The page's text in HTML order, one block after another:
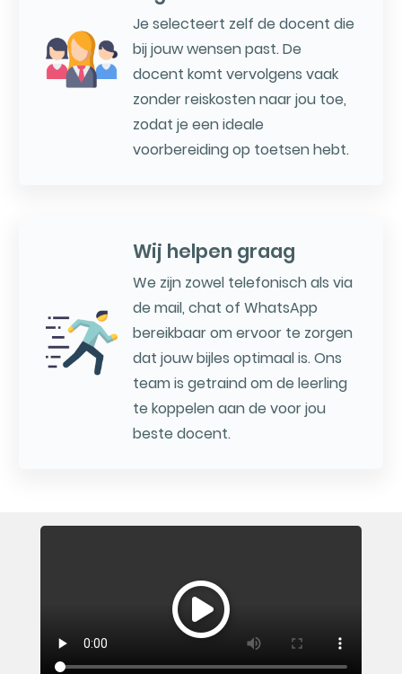
Je selecteert zelf de docent die
bij jouw wensen past. De
docent komt vervolgens vaak
zonder reiskosten naar jou toe,
zodat je een ideale
voorbereiding op toetsen hebt.
Wij helpen graag
We zijn zowel telefonisch als via
de mail, chat of WhatsApp
bereikbaar om ervoor te zorgen
dat jouw bijles optimaal is. Ons
team is getraind om de leerling
te koppelen aan de voor jou
beste docent.